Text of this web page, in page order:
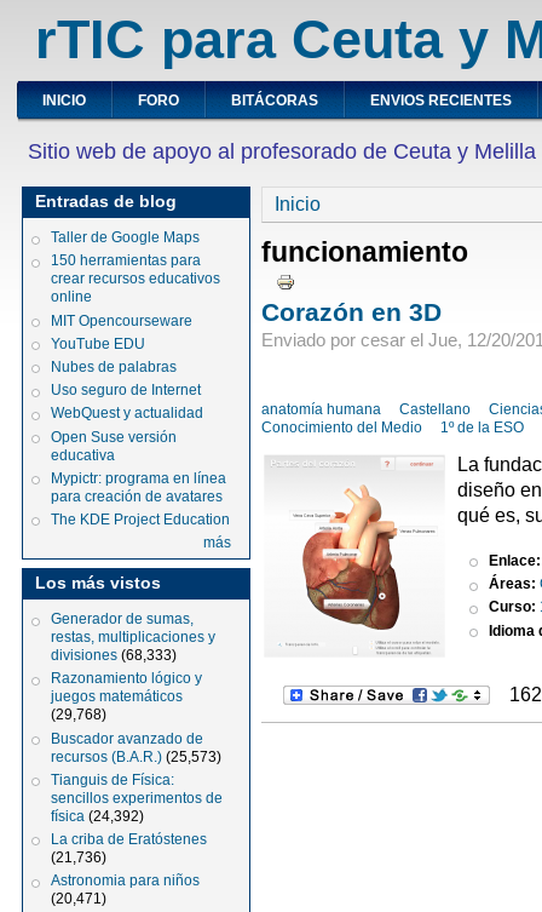
rTIC para Ceuta y
INICIO FORO BITÁCORAS ENVIOS RECIENTES
Sitio web de apoyo al profesorado de Ceuta y Melilla
Entradas de blog
Taller de Google Maps
150 herramientas para
crear recursos educativos
online
MIT Opencourseware
YouTube EDU
Nubes de palabras
Uso seguro de Internet
WebQuest y actualidad
Open Suse versión
educativa
Mypictr: programa en línea
para creación de avatares
The KDE Project Education
más
Los más vistos
Generador de sumas,
restas, multiplicaciones y
divisiones (68,333)
Razonamiento lógico y
juegos matemáticos
(29,768)
Buscador avanzado de
recursos (B.A.R.) (25,573)
Tianguis de Física:
sencillos experimentos de
física (24,392)
La criba de Eratóstenes
(21,736)
Astronomia para niños
(20,471)
Inicio
funcionamiento
Corazón en 3D
Enviado por cesar el Jue, 12/20/
anatomía humana Castellano
Conocimiento del Medio
1º de la ESO
La
diseño
qué es,
Áreas:
Curso:
Idioma